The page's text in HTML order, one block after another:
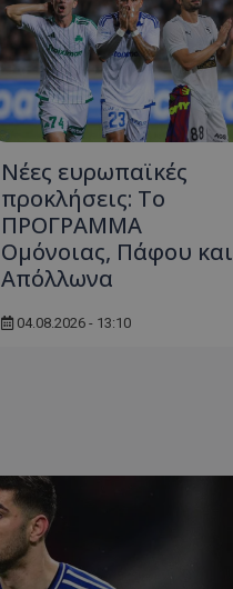
Νέες ευρωπαϊκές
προκλήσεις: Το
ΠΡΟΓΡΑΜΜΑ
Ομόνοιας, Πάφου και
Απόλλωνα
04.08.2026 - 13:10